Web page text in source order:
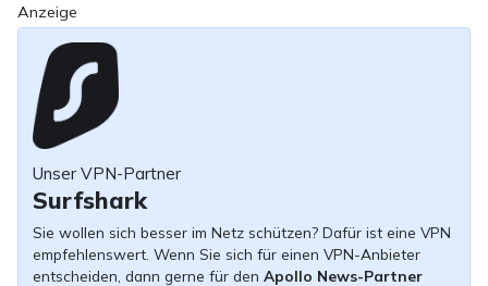
Anzeige
Unser VPN-Partner
Surfshark
Sie wollen sich besser im Netz schützen? Dafür ist eine VPN
empfehlenswert. Wenn Sie sich für einen VPN-Anbieter
entscheiden, dann gerne für den Apollo News-Partner